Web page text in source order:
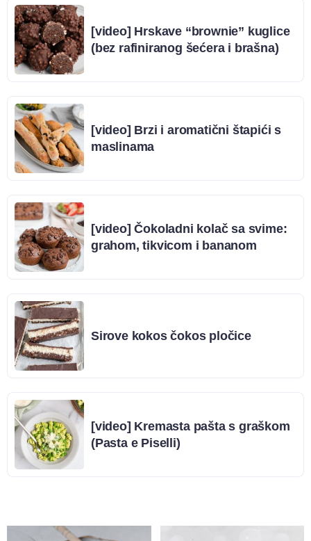
[video] Hrskave “brownie” kuglice
(bez rafiniranog šećera i brašna)
[video] Brzi i aromatični štapići s
maslinama
[video] Čokoladni kolač sa svime:
grahom, tikvicom i bananom
Sirove kokos čokos pločice
[video] Kremasta pašta s graškom
(Pasta e Piselli)